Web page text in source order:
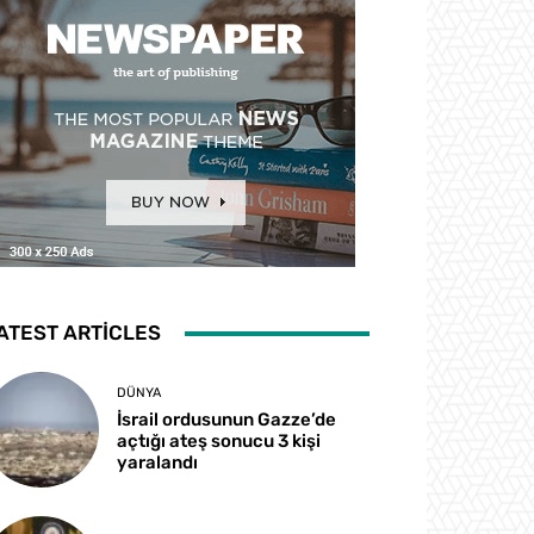
ARTICLES
DÜNYA
İsrail ordusunun Gazze’de
açtığı ateş sonucu 3 kişi
yaralandı